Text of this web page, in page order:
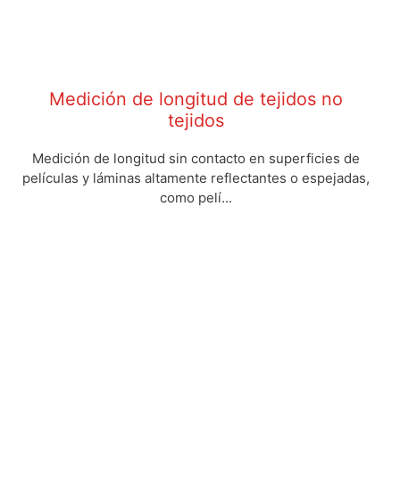
Medición de longitud de tejidos no
tejidos
Medición de longitud sin contacto en superficies de
películas y láminas altamente reflectantes o espejadas,
como pelí...